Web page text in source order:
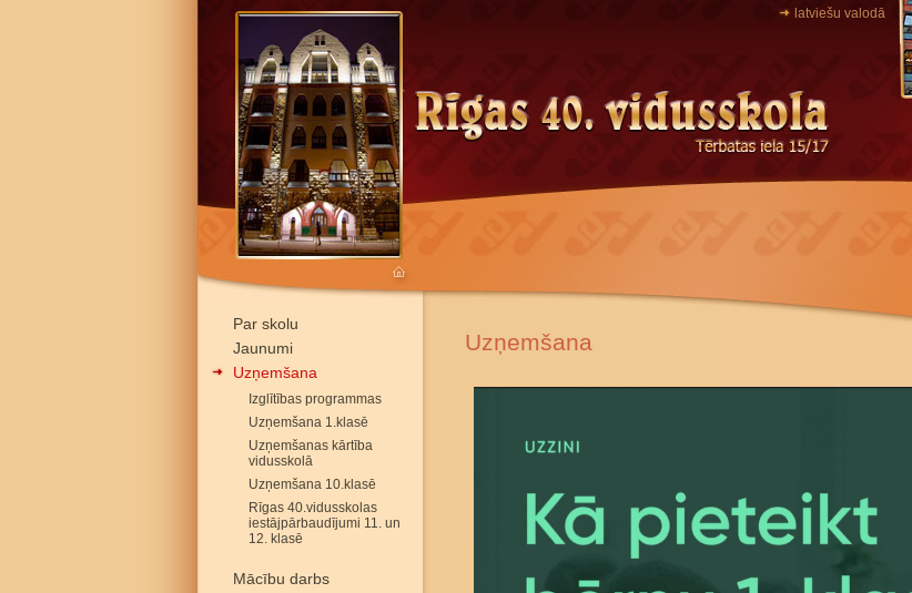
latviešu valodā
Par skolu
Jaunumi
Uzņemšana
Izglītības programmas
Uzņemšana 1.klasē
Uzņemšanas kārtība
vidusskolā
Uzņemšana 10.klasē
Rīgas 40.vidusskolas
iestājpārbaudījumi 11. un
12. klasē
Mācību darbs
Uzņemšana